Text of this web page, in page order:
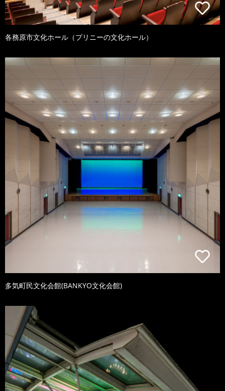
各務原市文化ホール（プリニーの文化ホール）
多気町民文化会館(BANKYO文化会館)